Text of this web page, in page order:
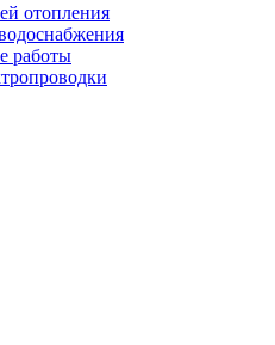
отопления
работы